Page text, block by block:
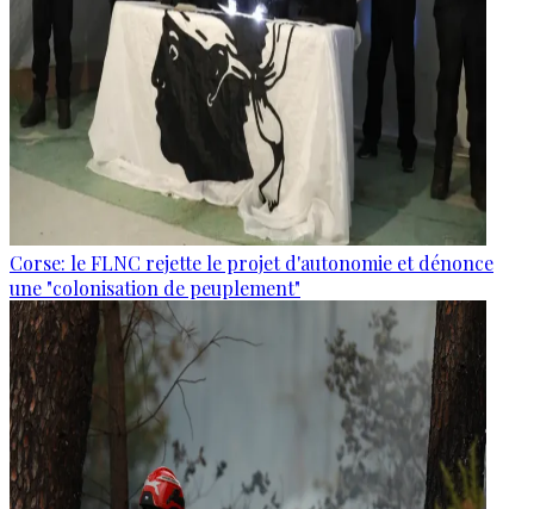
Corse: le FLNC rejette le projet d'autonomie et dénonce
une "colonisation de peuplement"